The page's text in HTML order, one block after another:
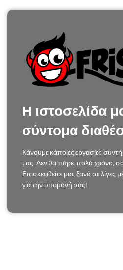
Η ιστοσελίδα
σύντομα
Κάνουμε κάποιες εργασίες
μας. Δεν θα πάρει πολύ χρόνο,
Επισκεφθείτε μας ξανά σε λίγες
για την υπομονή σας!